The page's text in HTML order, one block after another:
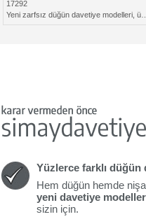
17292
Yüzlerce farklı düğün
Hem düğün hemde
yeni davetiye
sizin için.